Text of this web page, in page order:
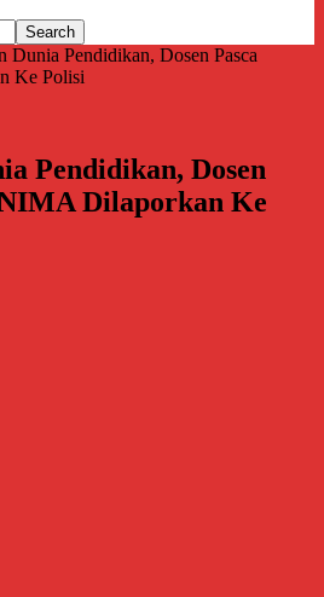
Dunia Pendidikan, Dosen Pasca
Ke Polisi
Pendidikan, Dosen
Dilaporkan Ke